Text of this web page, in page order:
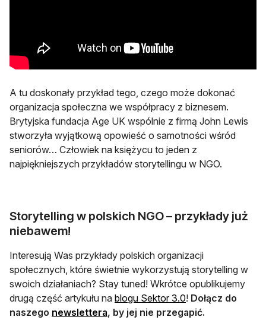
A tu doskonały przykład tego, czego może dokonać
organizacja społeczna we współpracy z biznesem.
Brytyjska fundacja Age UK wspólnie z firmą John Lewis
stworzyła wyjątkową opowieść o samotności wśród
seniorów… Człowiek na księżycu to jeden z
najpiękniejszych przykładów storytellingu w NGO.
Storytelling w polskich NGO – przykłady już
niebawem!
Interesują Was przykłady polskich organizacji
społecznych, które świetnie wykorzystują storytelling w
swoich działaniach? Stay tuned! Wkrótce opublikujemy
drugą część artykułu na blogu Sektor 3.0otwiera się w
! Dołącz do
naszego newslettera otwiera się w nowej karcie
, by jej nie przegapić.